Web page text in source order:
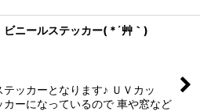
ビニールステッカー( *´艸｀)
テッカーとなります♪ ＵＶカッ
カーになっているので 車や窓など